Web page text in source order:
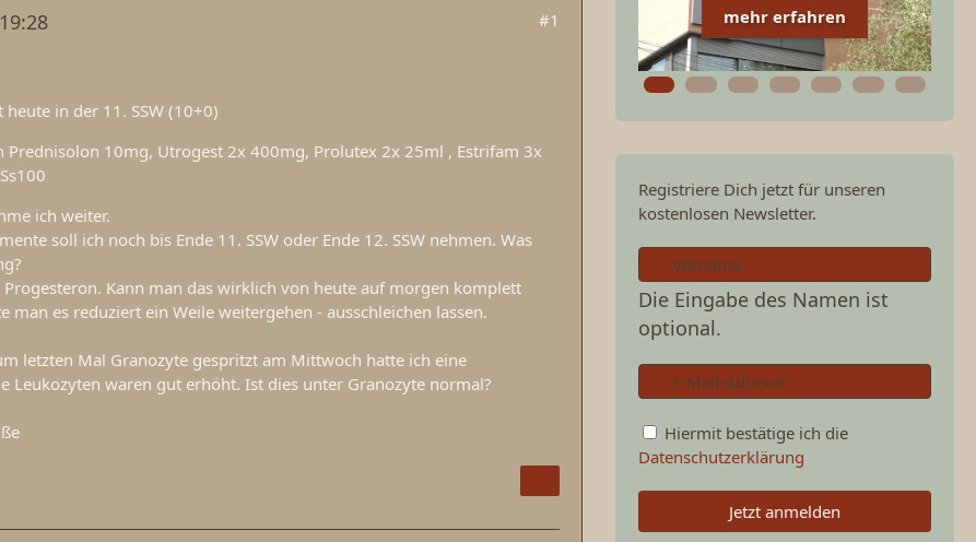
#1
in der 11. SSW (10+0)
Prednisolon 10mg, Utrogest 2x 400mg, Prolutex 2x 25ml , Estrifam 3x
ich weiter.
soll ich noch bis Ende 11. SSW oder Ende 12. SSW nehmen. Was
Kann man das wirklich von heute auf morgen komplett
man es reduziert ein Weile weitergehen - ausschleichen lassen.
letzten Mal Granozyte gespritzt am Mittwoch hatte ich eine
Leukozyten waren gut erhöht. Ist dies unter Granozyte normal?
mehr erfahren
Registriere Dich jetzt für unseren
kostenlosen Newsletter.
Die Eingabe des Namen ist
optional.
Hiermit bestätige ich die
Datenschutzerklärung
Jetzt anmelden